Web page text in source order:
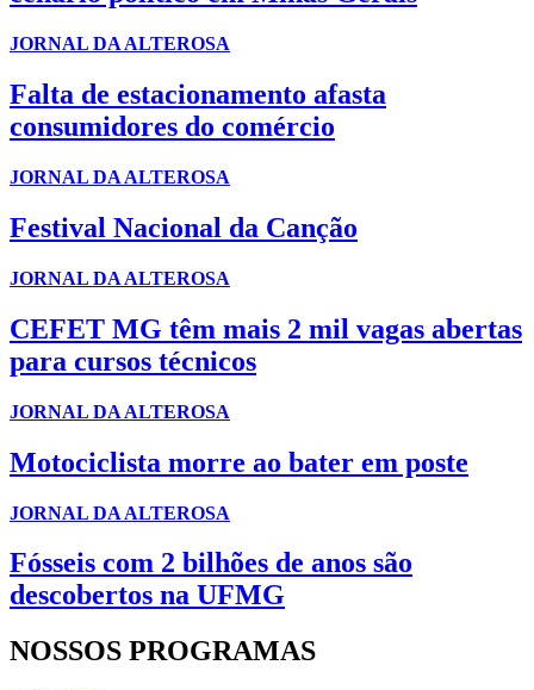
JORNAL DA ALTEROSA
Falta de estacionamento afasta
consumidores do comércio
JORNAL DA ALTEROSA
Festival Nacional da Canção
JORNAL DA ALTEROSA
CEFET MG têm mais 2 mil vagas abertas
para cursos técnicos
JORNAL DA ALTEROSA
Motociclista morre ao bater em poste
JORNAL DA ALTEROSA
Fósseis com 2 bilhões de anos são
descobertos na UFMG
NOSSOS PROGRAMAS